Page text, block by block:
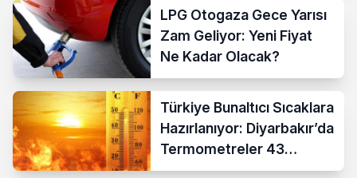
LPG Otogaza Gece Yarısı
Zam Geliyor: Yeni Fiyat
Ne Kadar Olacak?
Türkiye Bunaltıcı Sıcaklara
Hazırlanıyor: Diyarbakır’da
Termometreler 43
Dereceyi Gösterecek